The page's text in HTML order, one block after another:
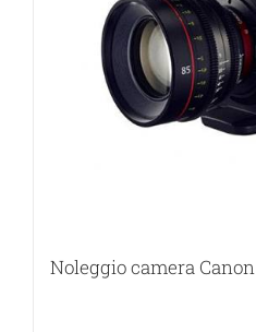
Noleggio camera